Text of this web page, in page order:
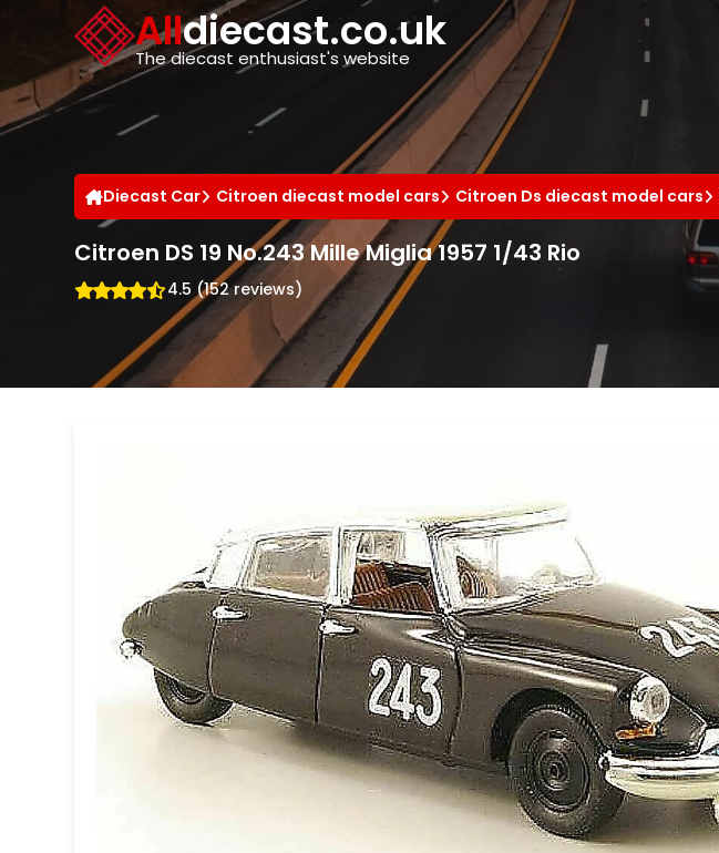
Alldiecast.co.uk
The diecast enthusiast's website
Diecast Car Citroen diecast model cars Citroen Ds diecast model cars
Citroen DS 19 No.243 Mille Miglia 1957 1/43 Rio
4.5 (152 reviews)
Cookies management panel